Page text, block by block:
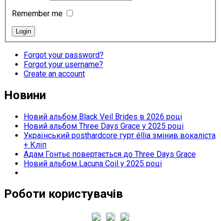
Remember me
Forgot your password?
Forgot your username?
Create an account
Новини
Новий альбом Black Veil Brides в 2026 році
Новий альбом Three Days Grace у 2025 році
Український posthardcore гурт éllia змінив вокаліста
+ Кліп
Адам Гонтьє повертається до Three Days Grace
Новий альбом Lacuna Coil у 2025 році
Роботи користувачів